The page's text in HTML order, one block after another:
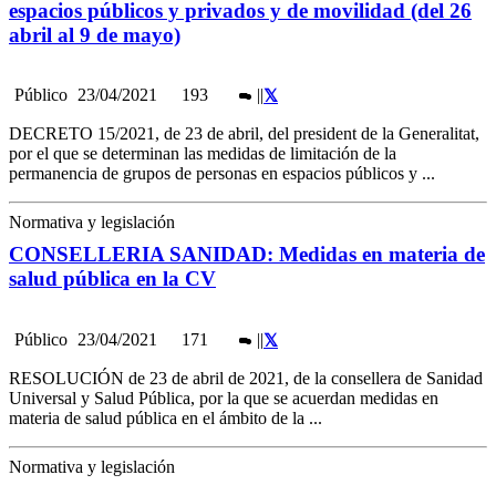
espacios públicos y privados y de movilidad (del 26
abril al 9 de mayo)
Público 23/04/2021 193 ||
DECRETO 15/2021, de 23 de abril, del president de la Generalitat,
por el que se determinan las medidas de limitación de la
permanencia de grupos de personas en espacios públicos y ...
Normativa y legislación
CONSELLERIA SANIDAD: Medidas en materia de
salud pública en la CV
Público 23/04/2021 171 ||
RESOLUCIÓN de 23 de abril de 2021, de la consellera de Sanidad
Universal y Salud Pública, por la que se acuerdan medidas en
materia de salud pública en el ámbito de la ...
Normativa y legislación